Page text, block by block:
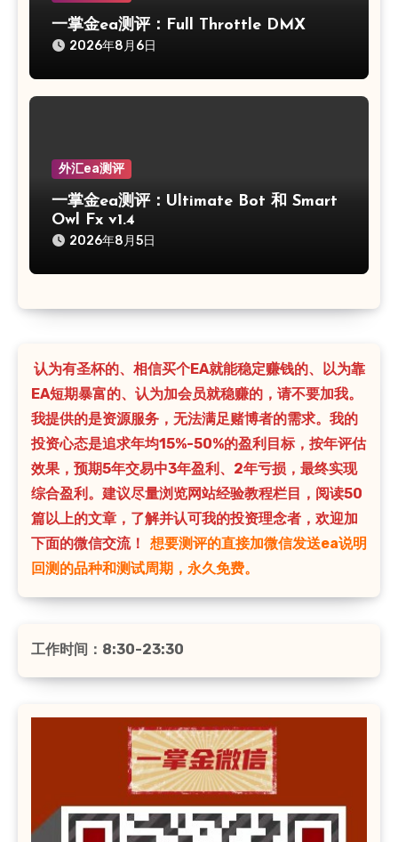
一掌金ea测评：Full Throttle DMX
2026年8月6日
外汇ea测评
一掌金ea测评：Ultimate Bot 和 Smart
Owl Fx v1.4
2026年8月5日
认为有圣杯的、相信买个EA就能稳定赚钱的、以为靠
EA短期暴富的、认为加会员就稳赚的，请不要加我。
我提供的是资源服务，无法满足赌博者的需求。我的
投资心态是追求年均15%-50%的盈利目标，按年评估
效果，预期5年交易中3年盈利、2年亏损，最终实现
综合盈利。建议尽量浏览网站经验教程栏目，阅读50
篇以上的文章，了解并认可我的投资理念者，欢迎加
下面的微信交流！
想要测评的直接加微信发送ea说明
回测的品种和测试周期，永久免费。
工作时间：8:30-23:30